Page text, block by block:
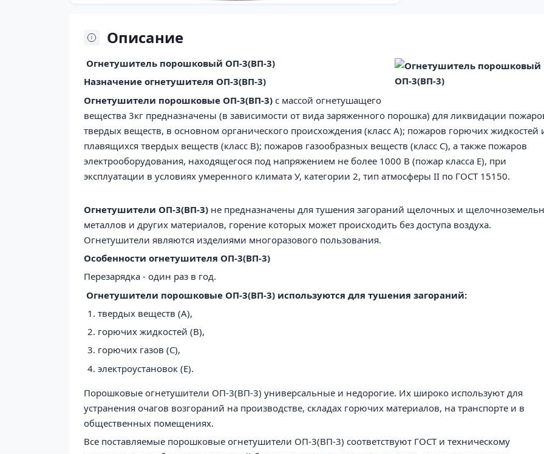
Описание
Огнетушитель порошковый ОП-3(ВП-3)
Назначение огнетушителя ОП-3(ВП-3)
Огнетушители порошковые ОП-3(ВП-3) с массой огнетушащего
вещества 3кг предназначены (в зависимости от вида заряженного порошка) для ликвидации
твердых веществ, в основном органического происхождения (класс А); пожаров горючих жидкостей
плавящихся твердых веществ (класс В); пожаров газообразных веществ (класс С), а также пожаров
электрооборудования, находящегося под напряжением не более 1000 В (пожар класса Е), при
эксплуатации в условиях умеренного климата У, категории 2, тип атмосферы II по ГОСТ 15150.
Огнетушители ОП-3(ВП-3) не предназначены для тушения загораний щелочных и
металлов и других материалов, горение которых может происходить без доступа воздуха.
Огнетушители являются изделиями многоразового пользования.
Особенности огнетушителя ОП-3(ВП-3)
Перезарядка - один раз в год.
Огнетушители порошковые ОП-3(ВП-3) используются для тушения загораний:
твердых веществ (А),
горючих жидкостей (В),
горючих газов (C),
электроустановок (Е).
Порошковые огнетушители ОП-3(ВП-3) универсальные и недорогие. Их широко используют для
устранения очагов возгораний на производстве, складах горючих материалов, на транспорте и в
общественных помещениях.
Все поставляемые порошковые огнетушители ОП-3(ВП-3) соответствуют ГОСТ и техническому